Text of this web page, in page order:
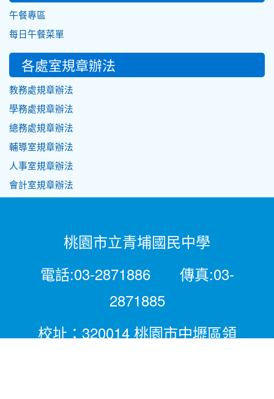
午餐專區
每日午餐菜單
各處室規章辦法
教務處規章辦法
學務處規章辦法
總務處規章辦法
輔導室規章辦法
人事室規章辦法
會計室規章辦法
桃園市立青埔國民中學
電話:03-2871886 傳真:03-
2871885
校址：320014 桃園市中壢區領